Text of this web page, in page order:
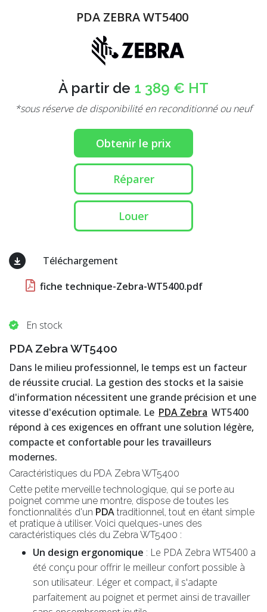
PDA ZEBRA WT5400
À partir de 1 389 € HT
*sous réserve de disponibilité en reconditionné ou neuf
Obtenir le prix
Réparer
Louer
Téléchargement
fiche technique-Zebra-WT5400.pdf
En stock
PDA Zebra WT5400
Dans le milieu professionnel, le temps est un facteur
de réussite crucial. La gestion des stocks et la saisie
d'information nécessitent une grande précision et une
vitesse d'exécution optimale. Le PDA Zebra WT5400
répond à ces exigences en offrant une solution légère,
compacte et confortable pour les travailleurs
modernes.
Caractéristiques du PDA Zebra WT5400
Cette petite merveille technologique, qui se porte au
poignet comme une montre, dispose de toutes les
fonctionnalités d'un PDA traditionnel, tout en étant simple
et pratique à utiliser. Voici quelques-unes des
caractéristiques clés du Zebra WT5400 :
Un design ergonomique : Le PDA Zebra WT5400 a
été conçu pour offrir le meilleur confort possible à
son utilisateur. Léger et compact, il s'adapte
parfaitement au poignet et permet ainsi de travailler